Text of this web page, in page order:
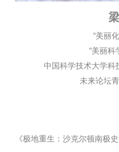
“美丽
“美丽科
中国科学技术大学科
未来论坛
《极地重生：沙克尔顿南极史